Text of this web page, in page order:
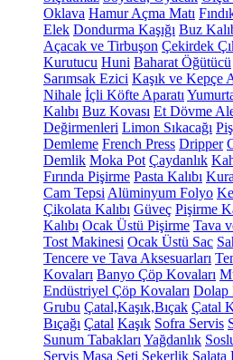
Oklava Hamur Açma Matı
Elek Dondurma Kaşığı Buz
Açacak ve Tirbuşon Çekirdek
Kurutucu Huni Baharat Öğütücü
Sarımsak Ezici Kaşık ve Kepçe
Nihale İçli Köfte Aparatı
Kalıbı Buz Kovası Et Dövme
Değirmenleri Limon Sıkacağı
Demleme French Press Dripper
Demlik Moka Pot Çaydanlık
Fırında Pişirme Pasta Kalıbı
Cam Tepsi Alüminyum Folyo
Çikolata Kalıbı Güveç Pişirme
Kalıbı Ocak Üstü Pişirme Tava
Tost Makinesi Ocak Üstü Sac
Tencere ve Tava Aksesuarları
Kovaları Banyo Çöp Kovaları
Endüstriyel Çöp Kovaları Dolap
Grubu Çatal,Kaşık,Bıçak Çatal
Bıçağı Çatal Kaşık Sofra Servis
Sunum Tabakları Yağdanlık
Servis Maşa Seti Şekerlik Salata